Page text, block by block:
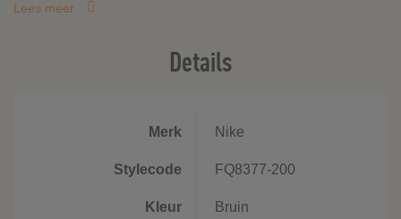
Lees meer
Details
Merk Nike
Stylecode FQ8377-200
Kleur Bruin